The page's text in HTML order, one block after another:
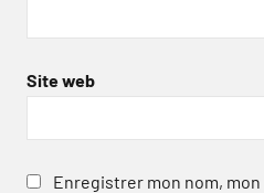
Site web
Enregistrer mon nom,